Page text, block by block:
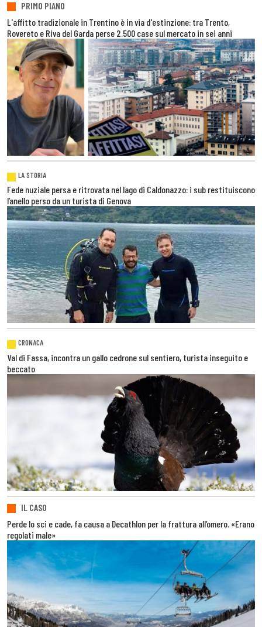
PRIMO PIANO
L'affitto tradizionale in Trentino è in via d'estinzione: tra Trento,
Rovereto e Riva del Garda perse 2.500 case sul mercato in sei anni
LA STORIA
Fede nuziale persa e ritrovata nel lago di Caldonazzo: i sub restituiscono
l’anello perso da un turista di Genova
CRONACA
Val di Fassa, incontra un gallo cedrone sul sentiero, turista inseguito e
beccato
IL CASO
Perde lo sci e cade, fa causa a Decathlon per la frattura all’omero. «Erano
regolati male»